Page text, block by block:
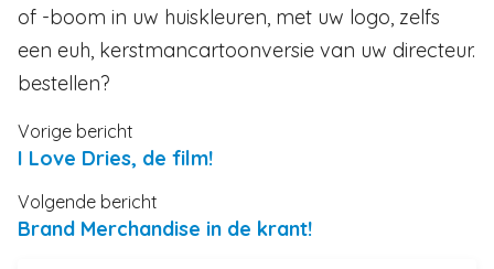
of -boom in uw huiskleuren, met uw logo, zelfs
een euh, kerstmancartoonversie van uw directeur.
bestellen?
Vorige bericht
I Love Dries, de film!
Volgende bericht
Brand Merchandise in de krant!